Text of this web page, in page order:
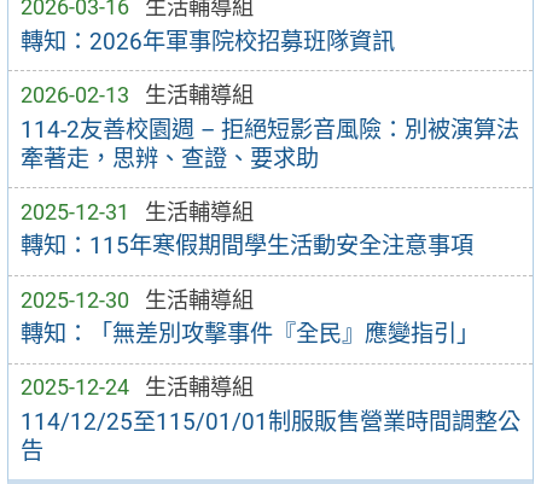
2026-03-16 生活輔導組
轉知：2026年軍事院校招募班隊資訊
2026-02-13 生活輔導組
114-2友善校園週 – 拒絕短影音風險：別被演算法
牽著走，思辨、查證、要求助
2025-12-31 生活輔導組
轉知：115年寒假期間學生活動安全注意事項
2025-12-30 生活輔導組
轉知：「無差別攻擊事件『全民』應變指引」
2025-12-24 生活輔導組
114/12/25至115/01/01制服販售營業時間調整公
告